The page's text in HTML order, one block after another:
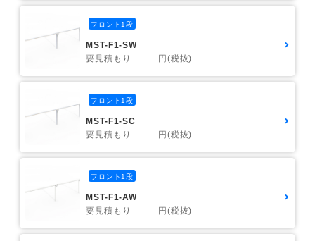
フロント1段
MST-F1-SW
要見積もり 円(税抜)
フロント1段
MST-F1-SC
要見積もり 円(税抜)
フロント1段
MST-F1-AW
要見積もり 円(税抜)